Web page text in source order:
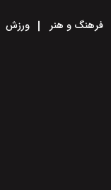
فرهنگ و هنر ورزش